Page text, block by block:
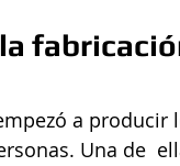
a producir
Una de